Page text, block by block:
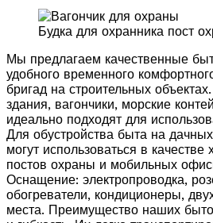
Будка для охранника пост
Мы предлагаем качественные
удобного временного
бригад на строительных
здания, вагончики, морские
идеально подходят для
Для обустройства быта на
могут использоваться в качестве
постов охраны и мобильных
Оснащение: электропроводка,
обогреватели, кондиционеры,
места. Преимущество наших